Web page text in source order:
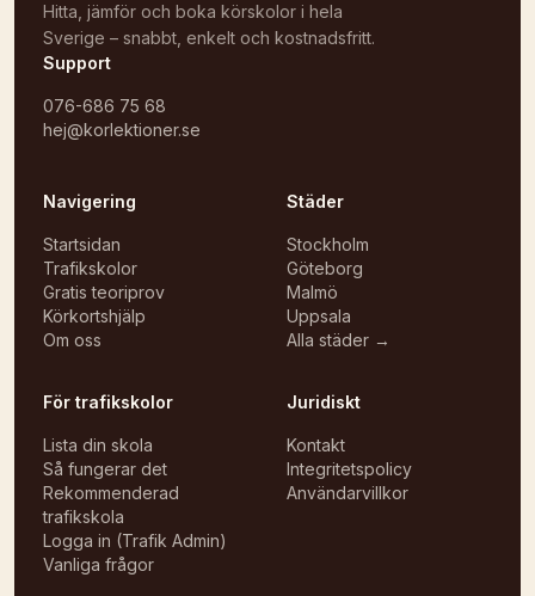
Hitta, jämför och boka körskolor i hela
Sverige – snabbt, enkelt och kostnadsfritt.
Support
076-686 75 68
hej@korlektioner.se
Navigering
Startsidan
Trafikskolor
Gratis teoriprov
Körkortshjälp
Om oss
Städer
Stockholm
Göteborg
Malmö
Uppsala
Alla städer →
För trafikskolor
Lista din skola
Så fungerar det
Rekommenderad
trafikskola
Logga in (Trafik Admin)
Vanliga frågor
Juridiskt
Kontakt
Integritetspolicy
Användarvillkor